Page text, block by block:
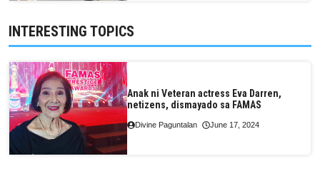
INTERESTING TOPICS
Anak ni Veteran actress Eva Darren,
netizens, dismayado sa FAMAS
Divine Paguntalan June 17, 2024